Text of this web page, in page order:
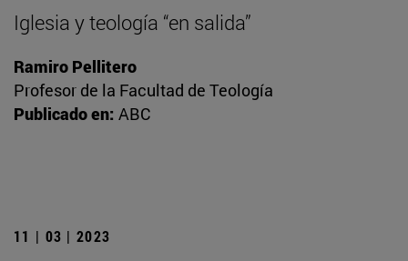
Iglesia y teología “en salida”
Ramiro Pellitero
Profesor de la Facultad de Teología
Publicado en: ABC
11 | 03 | 2023